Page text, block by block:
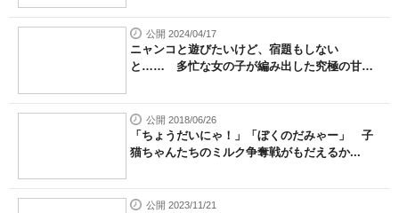
公開 2024/04/17
ニャンコと遊びたいけど、宿題もしない
と…… 多忙な女の子が編み出した究極の甘や
公開 2018/06/26
「ちょうだいにゃ！」「ぼくのだみゃー」 子
猫ちゃんたちのミルク争奪戦がもだえるか...
公開 2023/11/21